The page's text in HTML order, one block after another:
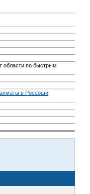
области по быстрым
в Россоши